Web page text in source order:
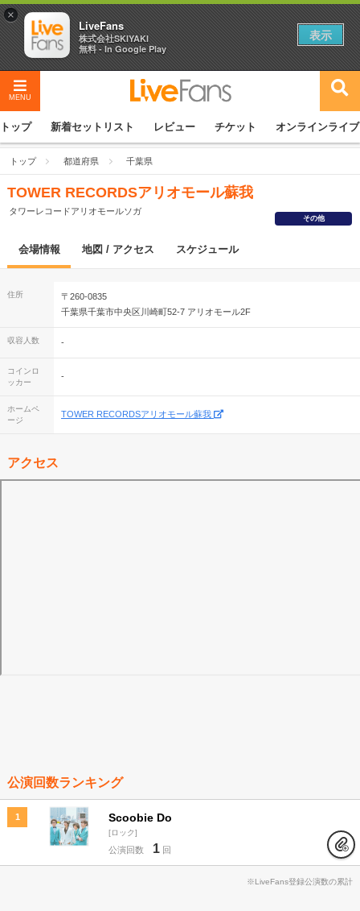
MENU
トップ 新着セットリスト レビュー チケット オンラインライブ
トップ 都道府県 千葉県
TOWER RECORDSアリオモール蘇我
タワーレコードアリオモールソガ
その他
会場情報 地図 / アクセス スケジュール
住所
〒260-0835
千葉県千葉市中央区川崎町52-7 アリオモール2F
収容人数 -
コインロ
ッカー
-
ホームペ
ージ
TOWER RECORDSアリオモール蘇我
アクセス
公演回数ランキング
1 Scoobie Do
ロック
公演回数 1 回
※LiveFans登録公演数の累計
×
LiveFans
株式会社SKIYAKI
無料 - In Google Play
表示